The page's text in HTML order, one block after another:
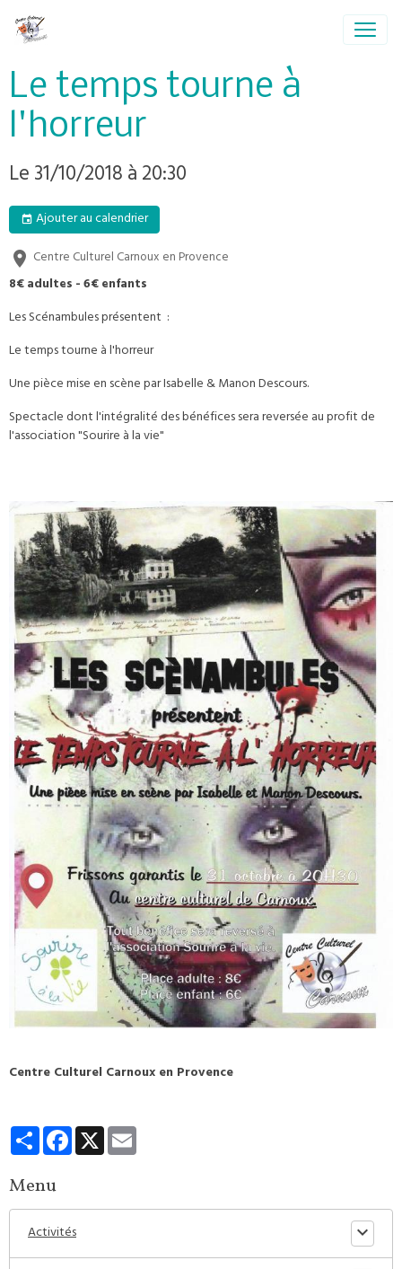
Le temps tourne à
l'horreur
Le 31/10/2018à 20:30
Ajouter au calendrier
Centre Culturel Carnoux en Provence
8€ adultes - 6€ enfants
Les Scénambules présentent :
Le temps tourne à l'horreur
Une pièce mise en scène par Isabelle & Manon Descours.
Spectacle dont l'intégralité des bénéfices sera reversée au profit de
l'association "Sourire à la vie"
Centre Culturel Carnoux en Provence
PartagerFacebook
X
Menu
Activités